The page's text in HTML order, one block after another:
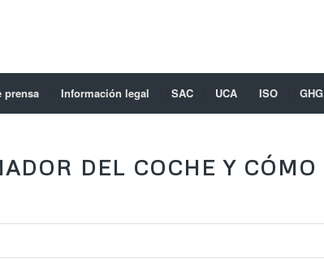
prensa Información legal SAC UCA ISO GHG
DEL COCHE Y CÓMO